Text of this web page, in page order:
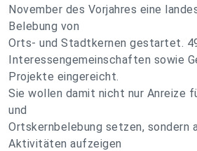
November des Vorjahres eine
Belebung von
Orts- und Stadtkernen gestartet.
Interessengemeinschaften sowie
Projekte eingereicht.
Sie wollen damit nicht nur Anreize
und
Ortskernbelebung setzen, sondern
Aktivitäten aufzeigen